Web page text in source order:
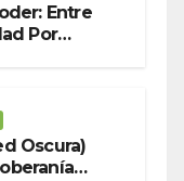
Entre
Por
Oscura)